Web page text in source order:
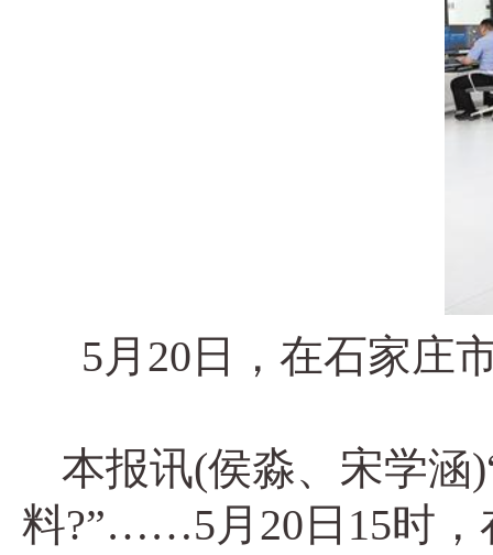
5月20日，在石家庄
本报讯(侯淼、宋学涵
料?”……5月20日15时，